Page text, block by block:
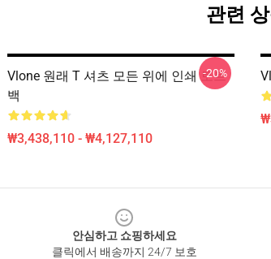
관련
Vlone 원래 T 셔츠 모든 위에 인쇄 토트
백
₩3,438,110 - ₩4,127,110
-20%
안심하고 쇼핑하세요
클릭에서 배송까지 24/7 보호